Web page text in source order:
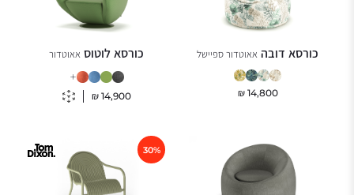
כורסא דובה אאוטדור ספיישל
14,800
₪
כורסא לוטוס אאוטדור
14,900
₪
+
30%